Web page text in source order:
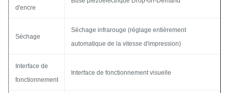
d'encre
Séchage
Séchage infrarouge (réglage entièrement
automatique de la vitesse d'impression)
Interface de
fonctionnement
Interface de fonctionnement visuelle